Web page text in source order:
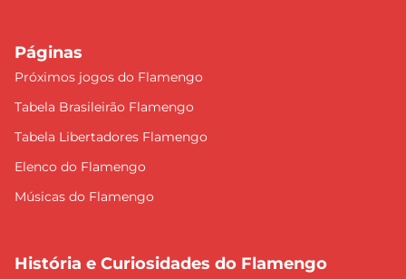
Páginas
Próximos jogos do Flamengo
Tabela Brasileirão Flamengo
Tabela Libertadores Flamengo
Elenco do Flamengo
Músicas do Flamengo
História e Curiosidades do Flamengo